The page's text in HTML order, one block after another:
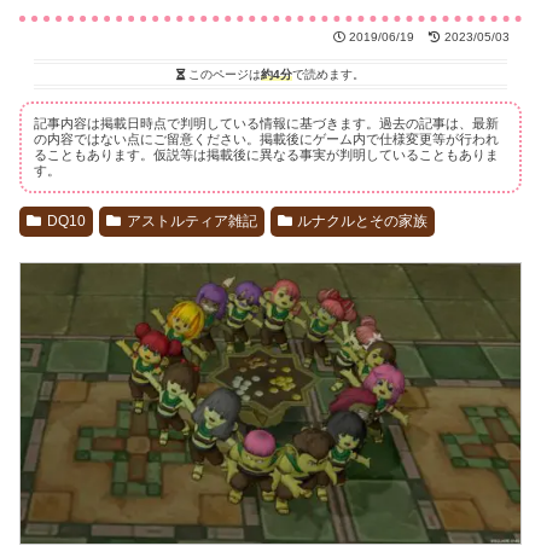
2019/06/19 2023/05/03
このページは約4分で読めます。
記事内容は掲載日時点で判明している情報に基づきます。過去の記事は、最新
の内容ではない点にご留意ください。掲載後にゲーム内で仕様変更等が行われ
ることもあります。仮説等は掲載後に異なる事実が判明していることもありま
す。
DQ10 アストルティア雑記 ルナクルとその家族